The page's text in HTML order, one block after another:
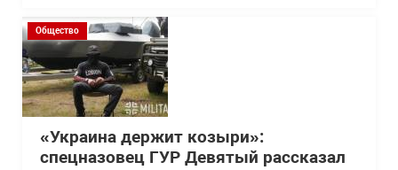
Общество
«Украина держит козыри»:
спецназовец ГУР Девятый рассказал